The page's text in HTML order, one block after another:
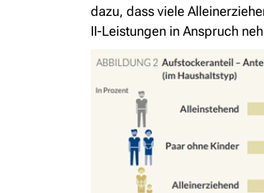
dazu, dass viele
II-Leistungen in Anspruch